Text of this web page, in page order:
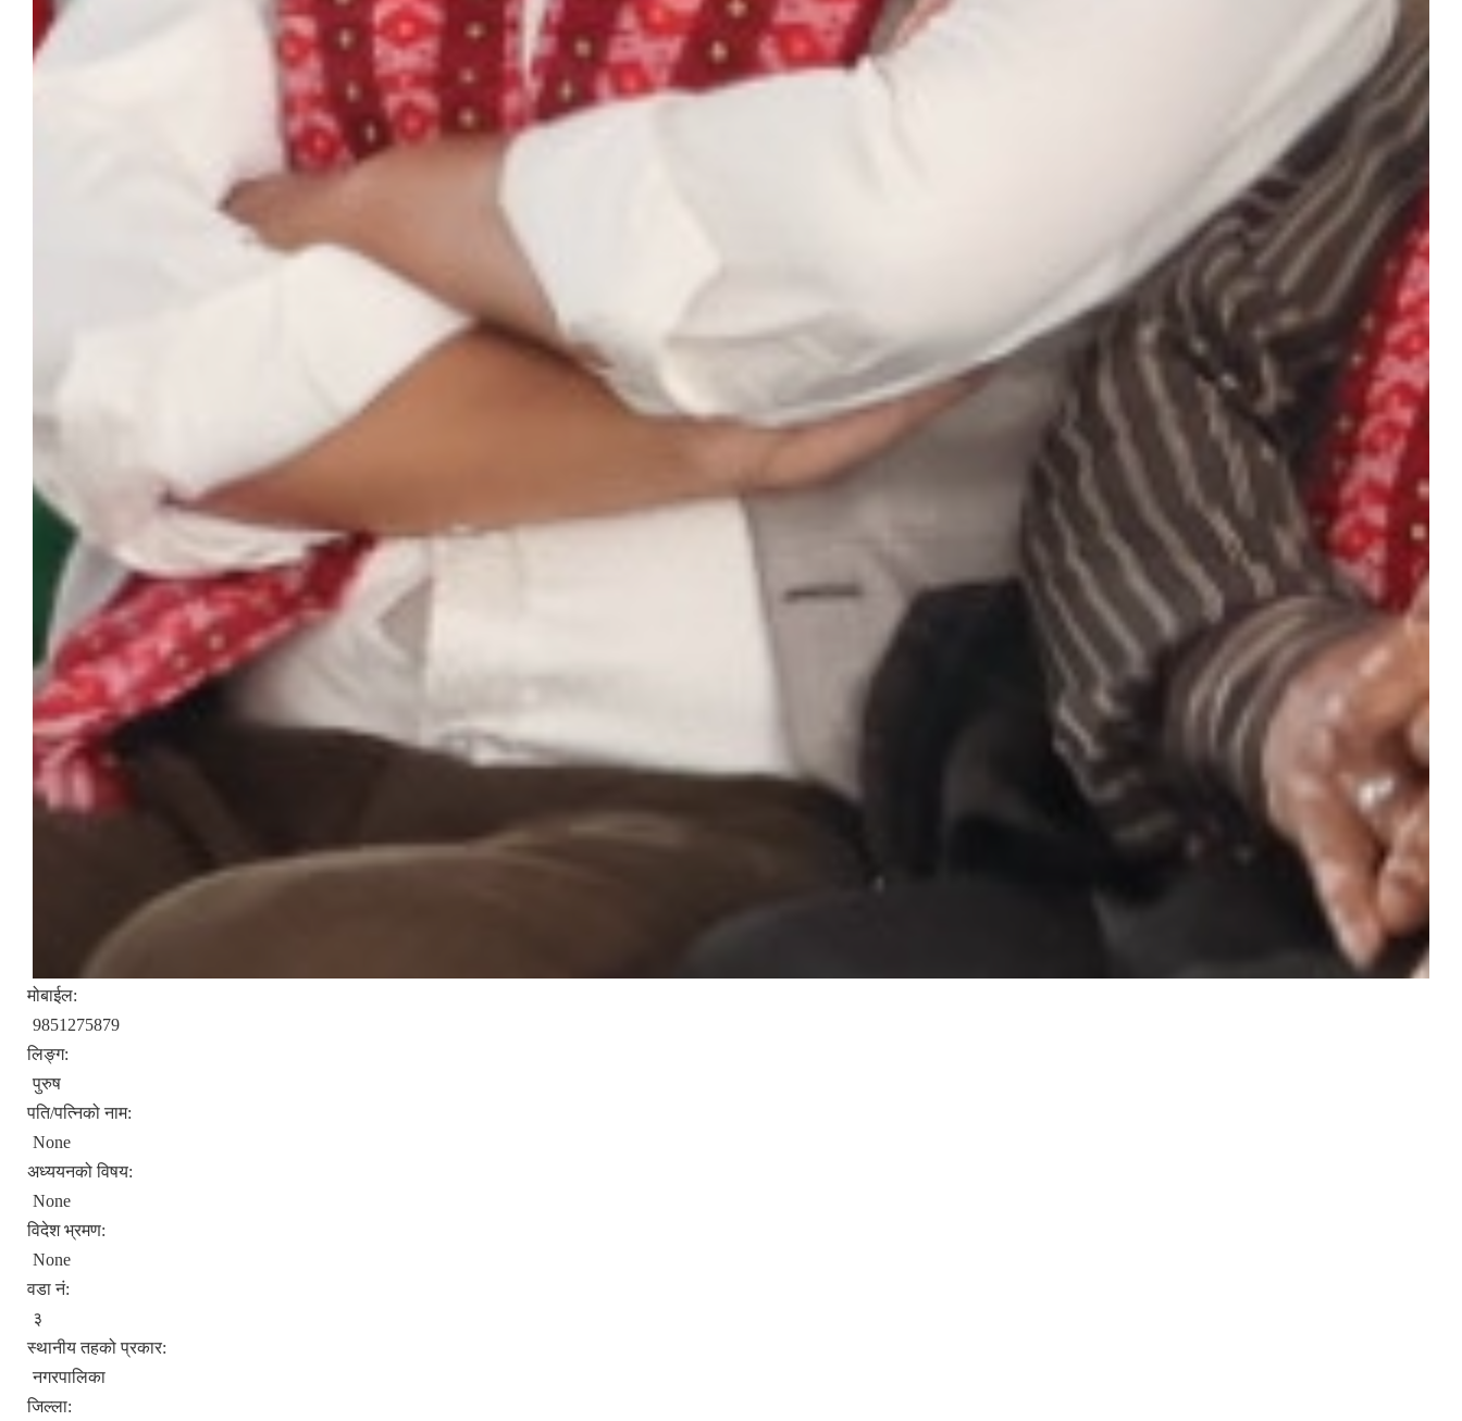
मोबाईल:
9851275879
लिङ्ग:
पुरुष
पति/पत्निको नाम:
None
अध्ययनको विषय:
None
विदेश भ्रमण:
None
वडा नं:
३
स्थानीय तहको प्रकार:
नगरपालिका
जिल्ला: